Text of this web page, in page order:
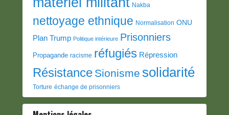
Nakba
nettoyage ethnique Normalisation ONU
Plan Trump Politique intérieure Prisonniers
Propagande racisme réfugiés Répression
Résistance Sionisme solidarité
Torture échange de prisonniers